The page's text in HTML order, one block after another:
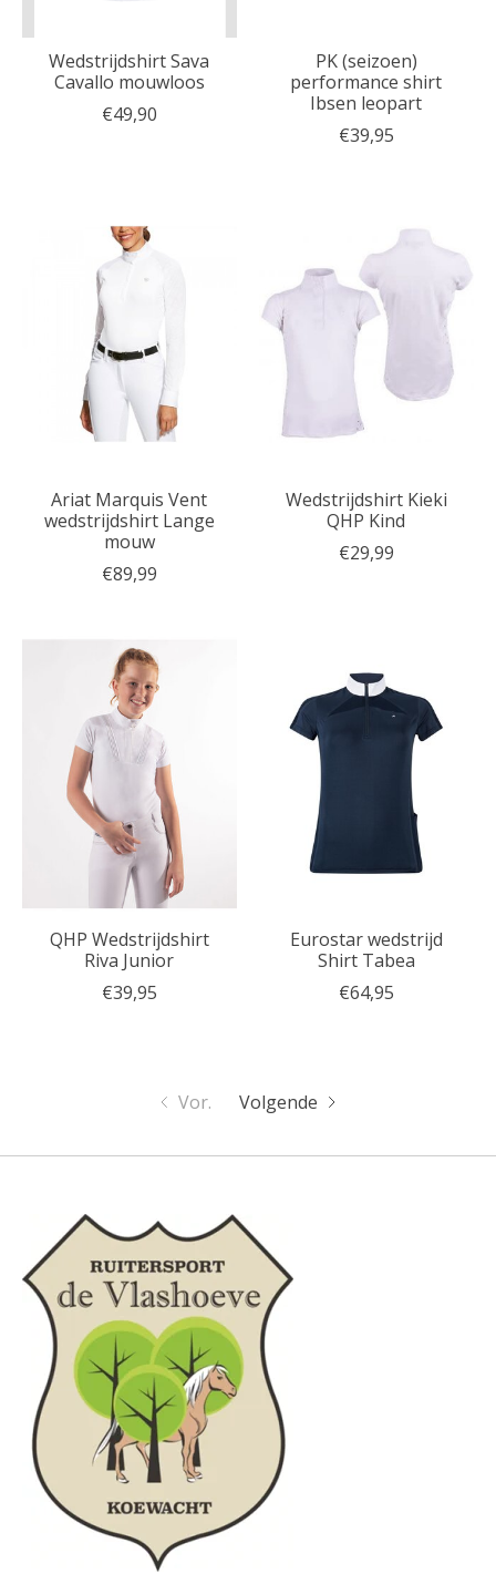
Wedstrijdshirt Sava
Cavallo mouwloos
€49,90
PK (seizoen)
performance shirt
Ibsen leopart
€39,95
Ariat Marquis Vent
wedstrijdshirt Lange
mouw
€89,99
Wedstrijdshirt Kieki
QHP Kind
€29,99
QHP Wedstrijdshirt
Riva Junior
€39,95
Eurostar wedstrijd
Shirt Tabea
€64,95
Vor. Volgende